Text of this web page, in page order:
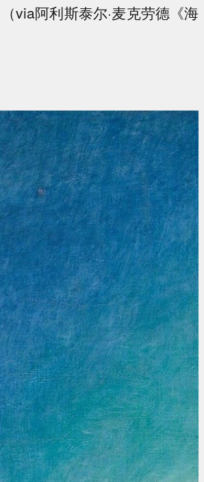
via阿利斯泰尔·麦克劳德《海